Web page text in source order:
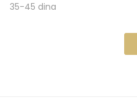
35-45 dina